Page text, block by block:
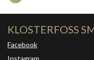
KLOSTERFOSS
Facebook